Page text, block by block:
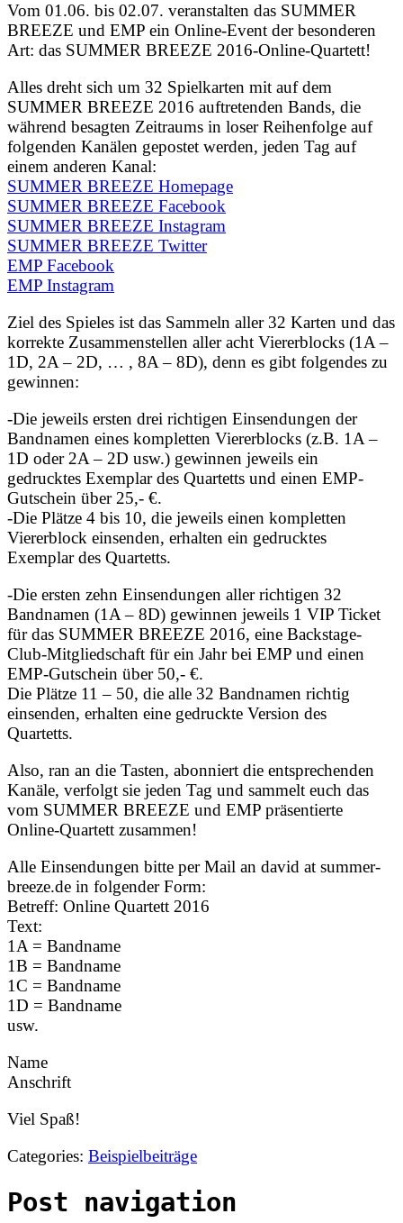
Vom 01.06. bis 02.07. veranstalten das SUMMER
BREEZE und EMP ein Online-Event der besonderen
Art: das SUMMER BREEZE 2016-Online-Quartett!
Alles dreht sich um 32 Spielkarten mit auf dem
SUMMER BREEZE 2016 auftretenden Bands, die
während besagten Zeitraums in loser Reihenfolge auf
folgenden Kanälen gepostet werden, jeden Tag auf
einem anderen Kanal:
SUMMER BREEZE Homepage
SUMMER BREEZE Facebook
SUMMER BREEZE Instagram
SUMMER BREEZE Twitter
EMP Facebook
EMP Instagram
Ziel des Spieles ist das Sammeln aller 32 Karten und das
korrekte Zusammenstellen aller acht Viererblocks (1A –
1D, 2A – 2D, … , 8A – 8D), denn es gibt folgendes zu
gewinnen:
-Die jeweils ersten drei richtigen Einsendungen der
Bandnamen eines kompletten Viererblocks (z.B. 1A –
1D oder 2A – 2D usw.) gewinnen jeweils ein
gedrucktes Exemplar des Quartetts und einen EMP-
Gutschein über 25,- €.
-Die Plätze 4 bis 10, die jeweils einen kompletten
Viererblock einsenden, erhalten ein gedrucktes
Exemplar des Quartetts.
-Die ersten zehn Einsendungen aller richtigen 32
Bandnamen (1A – 8D) gewinnen jeweils 1 VIP Ticket
für das SUMMER BREEZE 2016, eine Backstage-
Club-Mitgliedschaft für ein Jahr bei EMP und einen
EMP-Gutschein über 50,- €.
Die Plätze 11 – 50, die alle 32 Bandnamen richtig
einsenden, erhalten eine gedruckte Version des
Quartetts.
Also, ran an die Tasten, abonniert die entsprechenden
Kanäle, verfolgt sie jeden Tag und sammelt euch das
vom SUMMER BREEZE und EMP präsentierte
Online-Quartett zusammen!
Alle Einsendungen bitte per Mail an david at summer-
breeze.de in folgender Form:
Betreff: Online Quartett 2016
Text:
1A = Bandname
1B = Bandname
1C = Bandname
1D = Bandname
usw.
Name
Anschrift
Viel Spaß!
Categories: Beispielbeiträge
Post navigation